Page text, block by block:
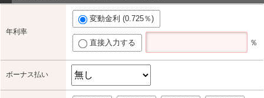
年利率
変動金利 (0.725％)
直接入力する ％
ボーナス払い